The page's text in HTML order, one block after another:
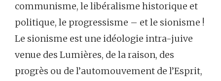
communisme, le libéralisme historique et
politique, le progressisme – et le sionisme !
Le sionisme est une idéologie intra-juive
venue des Lumières, de la raison, des
progrès ou de l’automouvement de l’Esprit,